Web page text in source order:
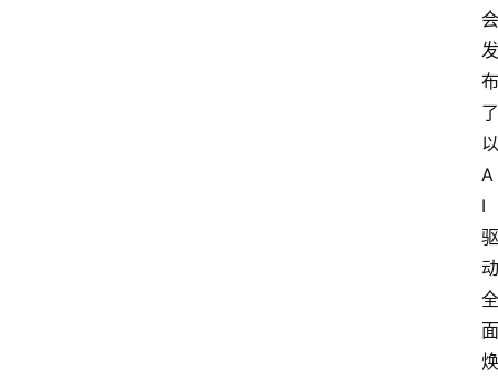
会
发
布
了
以
A
I
驱
动
全
面
焕